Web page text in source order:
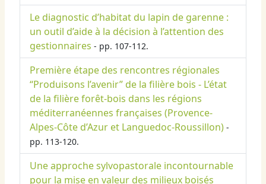
Le diagnostic d’habitat du lapin de garenne :
un outil d’aide à la décision à l’attention des
gestionnaires - pp. 107-112.
Première étape des rencontres régionales
“Produisons l’avenir” de la filière bois - L’état
de la filière forêt-bois dans les régions
méditerranéennes françaises (Provence-
Alpes-Côte d’Azur et Languedoc-Roussillon) -
pp. 113-120.
Une approche sylvopastorale incontournable
pour la mise en valeur des milieux boisés